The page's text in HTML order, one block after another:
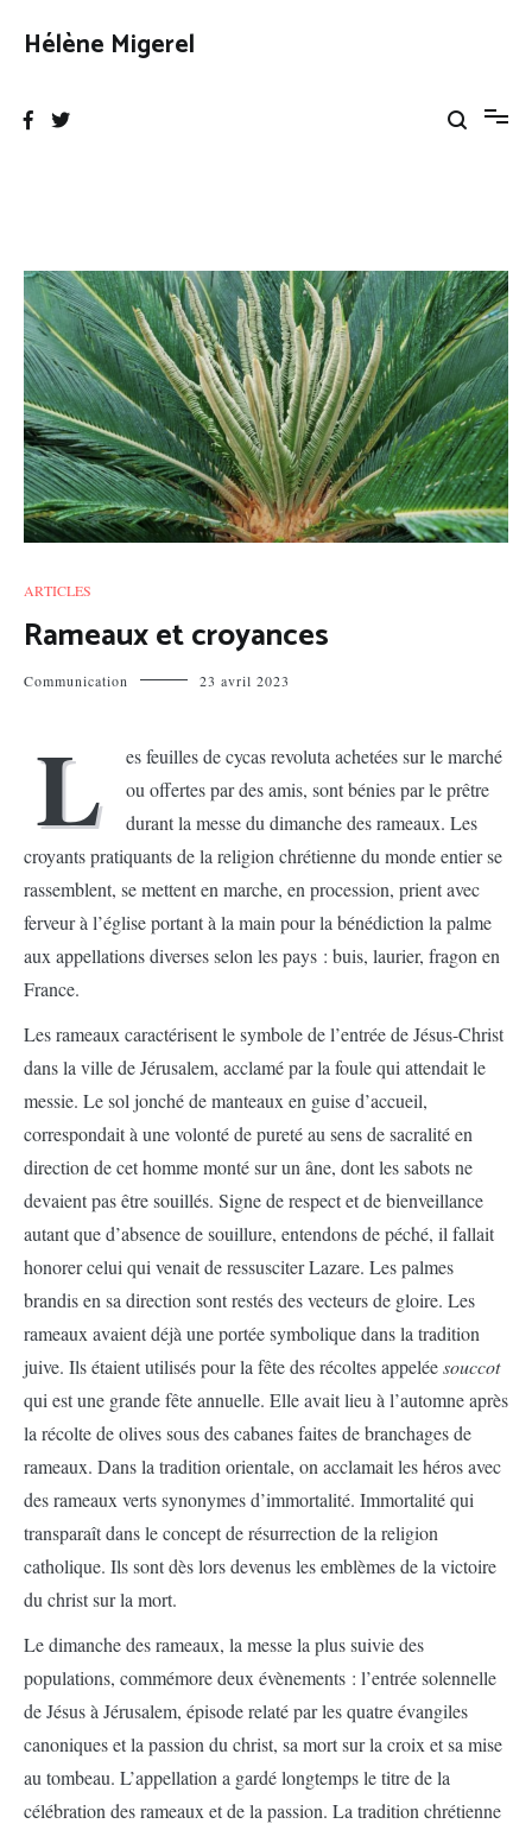
Hélène Migerel
ARTICLES
Rameaux et croyances
Communication 23 avril 2023
L
es feuilles de cycas revoluta achetées sur le marché
ou offertes par des amis, sont bénies par le prêtre
durant la messe du dimanche des rameaux. Les
croyants pratiquants de la religion chrétienne du monde entier se
rassemblent, se mettent en marche, en procession, prient avec
ferveur à l’église portant à la main pour la bénédiction la palme
aux appellations diverses selon les pays : buis, laurier, fragon en
France.
Les rameaux caractérisent le symbole de l’entrée de Jésus-Christ
dans la ville de Jérusalem, acclamé par la foule qui attendait le
messie. Le sol jonché de manteaux en guise d’accueil,
correspondait à une volonté de pureté au sens de sacralité en
direction de cet homme monté sur un âne, dont les sabots ne
devaient pas être souillés. Signe de respect et de bienveillance
autant que d’absence de souillure, entendons de péché, il fallait
honorer celui qui venait de ressusciter Lazare. Les palmes
brandis en sa direction sont restés des vecteurs de gloire. Les
rameaux avaient déjà une portée symbolique dans la tradition
juive. Ils étaient utilisés pour la fête des récoltes appeléesouccot
qui est une grande fête annuelle. Elle avait lieu à l’automne après
la récolte de olives sous des cabanes faites de branchages de
rameaux. Dans la tradition orientale, on acclamait les héros avec
des rameaux verts synonymes d’immortalité. Immortalité qui
transparaît dans le concept de résurrection de la religion
catholique. Ils sont dès lors devenus les emblèmes de la victoire
du christ sur la mort.
Le dimanche des rameaux, la messe la plus suivie des
populations, commémore deux évènements : l’entrée solennelle
de Jésus à Jérusalem, épisode relaté par les quatre évangiles
canoniques et la passion du christ, sa mort sur la croix et sa mise
au tombeau. L’appellation a gardé longtemps le titre de la
célébration des rameaux et de la passion. La tradition chrétienne